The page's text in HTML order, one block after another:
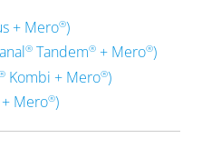
+ Mero®)
®Tandem®+ Mero®)
Kombi + Mero®)
Mero®)